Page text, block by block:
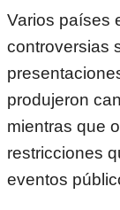
Varios países
controversias
produjeron
mientras que
restricciones
eventos